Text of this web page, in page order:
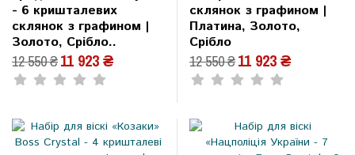
- 6 кришталевих
склянок з графином |
Золото, Срібло..
12 550 ₴11 923 ₴
склянок з графином |
Платина, Золото,
Срібло
12 550 ₴11 923 ₴